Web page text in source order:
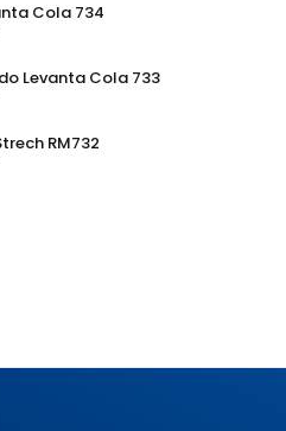
Cola 734
Levanta Cola 733
RM732